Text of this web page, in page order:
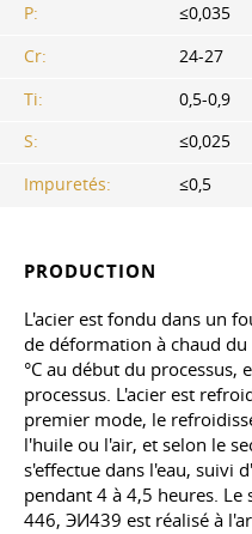
P:
≤0,035
Cr:
24-27
Ti:
0,5-0,9
S:
≤0,025
Impuretés:
≤0,5
PRODUCTION
L'acier est fondu dans un
de déformation à chaud
°C au début du processus,
processus. L'acier est
premier mode, le
l'huile ou l'air, et selon le
s'effectue dans l'eau, suivi
pendant 4 à 4,5 heures. Le
446, ЭИ439 est réalisé à